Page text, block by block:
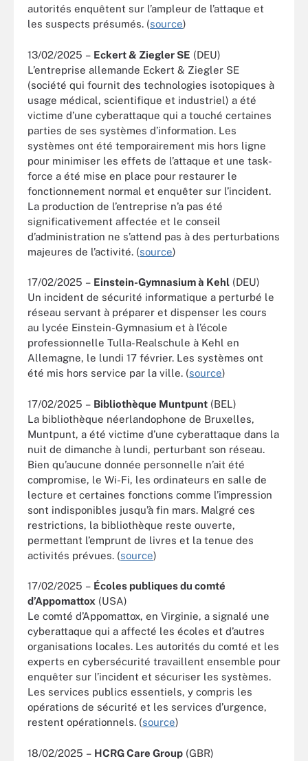
autorités enquêtent sur l’ampleur de l’attaque et
les suspects présumés. (source)
13/02/2025 – Eckert & Ziegler SE (DEU)
L’entreprise allemande Eckert & Ziegler SE
(société qui fournit des technologies isotopiques à
usage médical, scientifique et industriel) a été
victime d’une cyberattaque qui a touché certaines
parties de ses systèmes d’information. Les
systèmes ont été temporairement mis hors ligne
pour minimiser les effets de l’attaque et une task-
force a été mise en place pour restaurer le
fonctionnement normal et enquêter sur l’incident.
La production de l’entreprise n’a pas été
significativement affectée et le conseil
d’administration ne s’attend pas à des perturbations
majeures de l’activité. (source)
17/02/2025 – Einstein-Gymnasium à Kehl (DEU)
Un incident de sécurité informatique a perturbé le
réseau servant à préparer et dispenser les cours
au lycée Einstein-Gymnasium et à l’école
professionnelle Tulla-Realschule à Kehl en
Allemagne, le lundi 17 février. Les systèmes ont
été mis hors service par la ville. (source)
17/02/2025 – Bibliothèque Muntpunt (BEL)
La bibliothèque néerlandophone de Bruxelles,
Muntpunt, a été victime d’une cyberattaque dans la
nuit de dimanche à lundi, perturbant son réseau.
Bien qu’aucune donnée personnelle n’ait été
compromise, le Wi-Fi, les ordinateurs en salle de
lecture et certaines fonctions comme l’impression
sont indisponibles jusqu’à fin mars. Malgré ces
restrictions, la bibliothèque reste ouverte,
permettant l’emprunt de livres et la tenue des
activités prévues. (source)
17/02/2025 – Écoles publiques du comté
d’Appomattox (USA)
Le comté d’Appomattox, en Virginie, a signalé une
cyberattaque qui a affecté les écoles et d’autres
organisations locales. Les autorités du comté et les
experts en cybersécurité travaillent ensemble pour
enquêter sur l’incident et sécuriser les systèmes.
Les services publics essentiels, y compris les
opérations de sécurité et les services d’urgence,
restent opérationnels. (source)
18/02/2025 – HCRG Care Group (GBR)